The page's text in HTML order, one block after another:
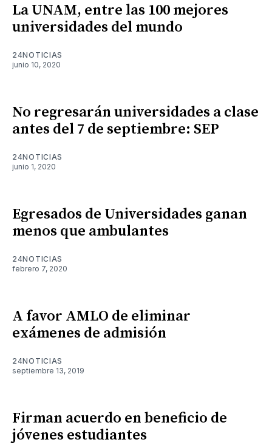
La UNAM, entre las 100 mejores
universidades del mundo
24NOTICIAS
junio 10, 2020
No regresarán universidades a clase
antes del 7 de septiembre: SEP
24NOTICIAS
junio 1, 2020
Egresados de Universidades ganan
menos que ambulantes
24NOTICIAS
febrero 7, 2020
A favor AMLO de eliminar
exámenes de admisión
24NOTICIAS
septiembre 13, 2019
Firman acuerdo en beneficio de
jóvenes estudiantes